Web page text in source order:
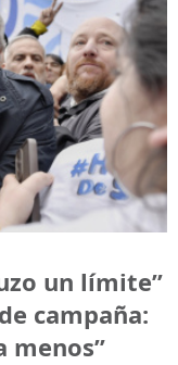
un límite”
campaña:
menos”